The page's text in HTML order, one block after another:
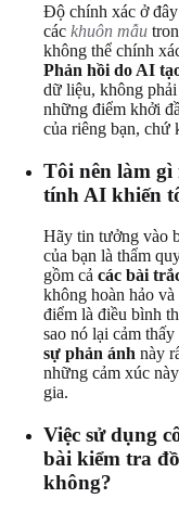
Độ chính xác ở
các khuôn mẫu
không thể chính
Phản hồi do AI
dữ liệu, không
những điểm khởi
của riêng bạn, chứ
Tôi nên làm gì
tính AI khiến
Hãy tin tưởng vào
của bạn là thẩm
gồm cả các bài
không hoàn hảo
điểm là điều bình
sao nó lại cảm
sự phản ánh này
những cảm xúc
gia.
Việc sử dụng
bài kiểm tra
không?